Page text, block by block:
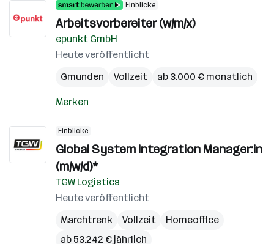
Einblicke
Arbeitsvorbereiter (w/m/x)
epunkt GmbH
Heute veröffentlicht
Gmunden
Vollzeit ab 3.000 € monatlich
Merken
Einblicke
Global System Integration Manager:in
(m/w/d)*
TGW Logistics
Heute veröffentlicht
Marchtrenk
Vollzeit
Homeoffice
ab 53.242 € jährlich